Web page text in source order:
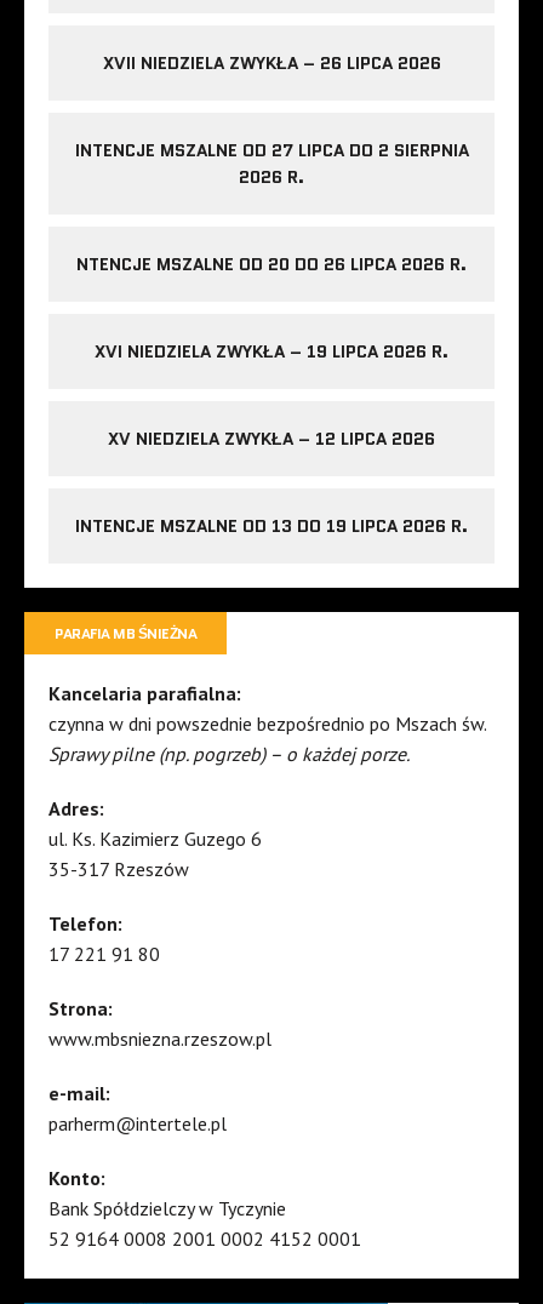
XVII NIEDZIELA ZWYKŁA – 26 LIPCA 2026
INTENCJE MSZALNE OD 27 LIPCA DO 2 SIERPNIA
2026 R.
NTENCJE MSZALNE OD 20 DO 26 LIPCA 2026 R.
XVI NIEDZIELA ZWYKŁA – 19 LIPCA 2026 R.
XV NIEDZIELA ZWYKŁA – 12 LIPCA 2026
INTENCJE MSZALNE OD 13 DO 19 LIPCA 2026 R.
PARAFIA MB ŚNIEŻNA
Kancelaria parafialna:
czynna w dni powszednie bezpośrednio po Mszach św.
Sprawy pilne (np. pogrzeb) – o każdej porze.
Adres:
ul. Ks. Kazimierz Guzego 6
35-317 Rzeszów
Telefon:
17 221 91 80
Strona:
www.mbsniezna.rzeszow.pl
e-mail:
parherm@intertele.pl
Konto:
Bank Spółdzielczy w Tyczynie
52 9164 0008 2001 0002 4152 0001